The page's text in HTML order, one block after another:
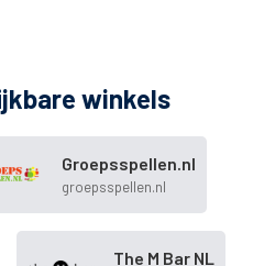
winkels
Groepsspellen.nl
groepsspellen.nl
The M Bar NL